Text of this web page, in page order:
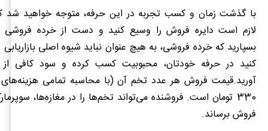
با گذشت زمان و کسب تجربه در این حرفه، متوجه خواهید شد
لازم است دایره فروش را وسیع کنید و دست از خرده فروشی
بسپارید که خرده فروشی، به‌ هیچ عنوان نباید شیوه اصلی
کنید در حرفه خودتان، محبوبیت کسب کرده و سود کافی
آورید.قیمت فروش هر عدد تخم آن (با محاسبه تمامی
330 تومان
است. فروشنده می‌تواند تخم‌ها را در مغازه‌ها،
‌فروش برساند.